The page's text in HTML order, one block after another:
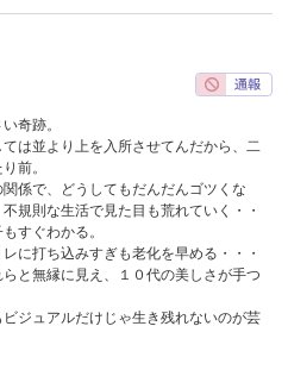
奇跡。
は並より上を入所させてんだから、二
前。
係で、どうしてもだんだんゴツくな
規則な生活で見た目も荒れていく・・
すぐわかる。
に打ち込みすぎも老化を早める・・・
と無縁に見え、１０代の美しさが手つ
ジュアルだけじゃ生き残れないのが芸